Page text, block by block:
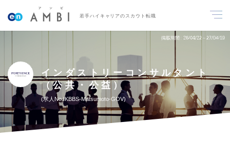
若手ハイキャリアのスカウト転職
掲載期間 26/04/22～27/04/19
インダストリーコンサルタント
（公共・公益）
求人No.IKBBS-Matsumoto-GOV